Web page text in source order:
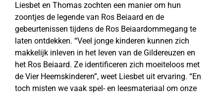
Liesbet en Thomas zochten een manier om hun
zoontjes de legende van Ros Beiaard en de
gebeurtenissen tijdens de Ros Beiaardommegang te
laten ontdekken. “Veel jonge kinderen kunnen zich
makkelijk inleven in het leven van de Gildereuzen en
het Ros Beiaard. Ze identificeren zich moeiteloos met
de Vier Heemskinderen”, weet Liesbet uit ervaring. “En
toch misten we vaak spel- en leesmateriaal om onze